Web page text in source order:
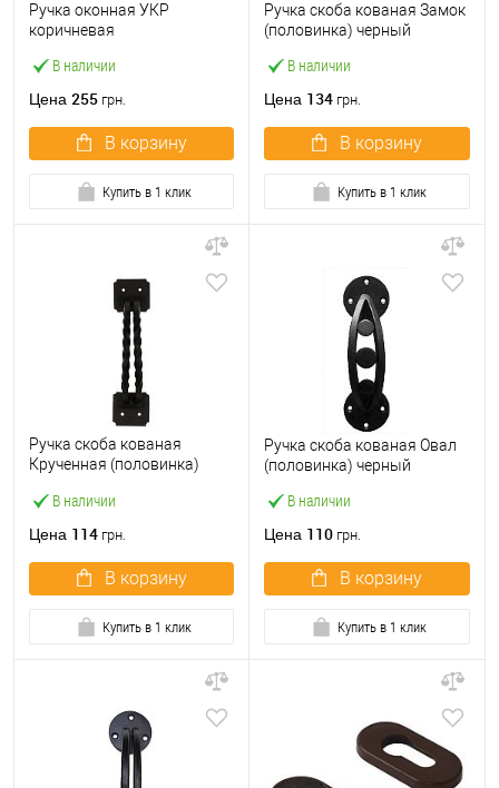
В наличии
Ручка оконная УКР
коричневая
Цена 255 грн.
В корзину
Купить в 1 клик
В наличии
Ручка скоба кованая Замок
(половинка) черный
Цена 134 грн.
В корзину
Купить в 1 клик
В наличии
Ручка скоба кованая
Крученная (половинка)
Цена 114 грн.
В корзину
Купить в 1 клик
В наличии
Ручка скоба кованая Овал
(половинка) черный
Цена 110 грн.
В корзину
Купить в 1 клик